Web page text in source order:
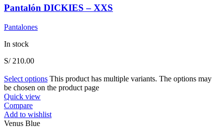
Pantalón DICKIES – XXS
Pantalones
In stock
S/210.00
Select options This product has multiple variants. The options may
be chosen on the product page
Quick view
Compare
Add to wishlist
Venus Blue